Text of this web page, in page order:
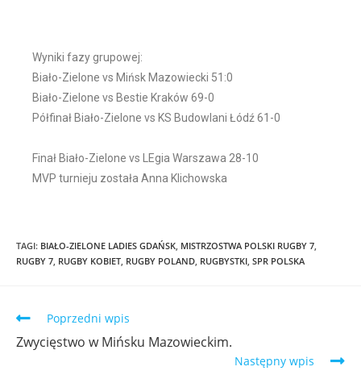
Wyniki fazy grupowej:
Biało-Zielone vs Mińsk Mazowiecki 51:0
Biało-Zielone vs Bestie Kraków 69-0
Półfinał Biało-Zielone vs KS Budowlani Łódź 61-0
Finał Biało-Zielone vs LEgia Warszawa 28-10
MVP turnieju została Anna Klichowska
TAGI: BIAŁO-ZIELONE LADIES GDAŃSK, MISTRZOSTWA POLSKI RUGBY 7,
RUGBY 7, RUGBY KOBIET, RUGBY POLAND, RUGBYSTKI, SPR POLSKA
Poprzedni wpis
Zwycięstwo w Mińsku Mazowieckim.
Następny wpis